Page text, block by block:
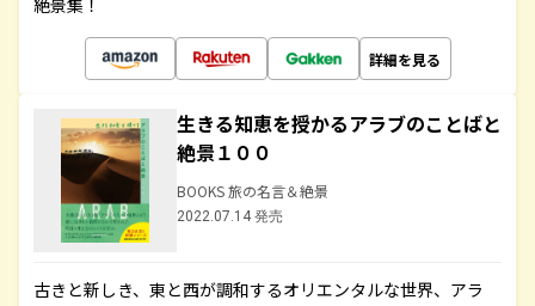
絶景集！
詳細を見る
生きる知恵を授かるアラブのことばと
絶景１００
BOOKS 旅の名言＆絶景
2022.07.14 発売
古きと新しき、東と西が調和するオリエンタルな世界、アラ